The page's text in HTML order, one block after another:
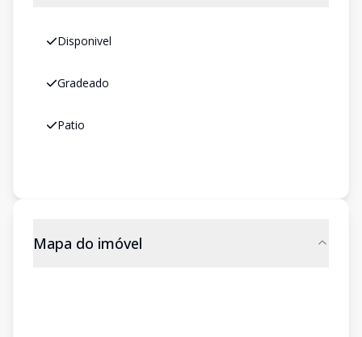
Disponivel
Gradeado
Patio
Mapa do imóvel